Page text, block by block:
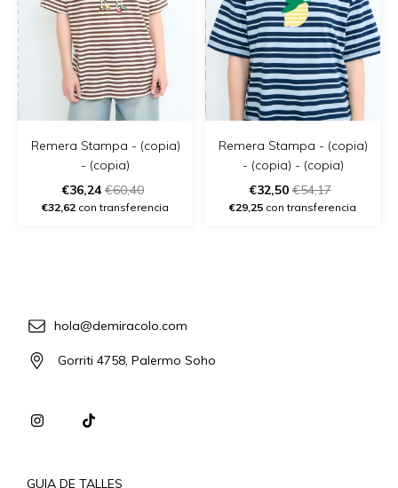
Remera Stampa - (copia)
- (copia)
€36,24€60,40
€32,62 con transferencia
Remera Stampa - (copia)
- (copia) - (copia)
€32,50 €54,17
€29,25 con transferencia
hola@demiracolo.com
Gorriti 4758, Palermo Soho
GUIA DE TALLES